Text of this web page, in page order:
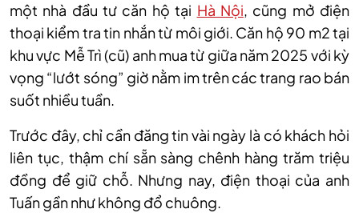
một nhà đầu tư căn hộ tại Hà Nội, cũng mở điện
thoại kiểm tra tin nhắn từ môi giới. Căn hộ 90 m2 tại
khu vực Mễ Trì (cũ) anh mua từ giữa năm 2025 với kỳ
vọng “lướt sóng” giờ nằm im trên các trang rao bán
suốt nhiều tuần.
Trước đây, chỉ cần đăng tin vài ngày là có khách hỏi
liên tục, thậm chí sẵn sàng chênh hàng trăm triệu
đồng để giữ chỗ. Nhưng nay, điện thoại của anh
Tuấn gần như không đổ chuông.